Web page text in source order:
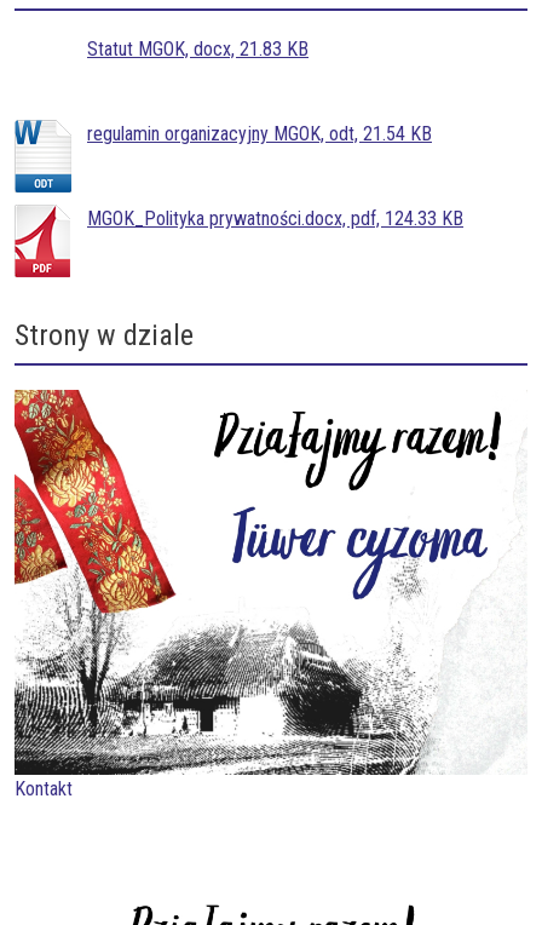
Statut MGOK, docx, 21.83 KB
regulamin organizacyjny MGOK, odt, 21.54 KB
MGOK_Polityka prywatności.docx, pdf, 124.33 KB
Strony w dziale
Kontakt